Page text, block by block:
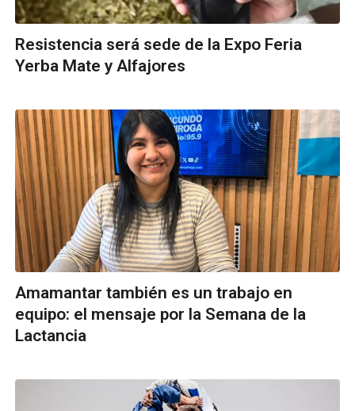
Resistencia será sede de la Expo Feria
Yerba Mate y Alfajores
Amamantar también es un trabajo en
equipo: el mensaje por la Semana de la
Lactancia